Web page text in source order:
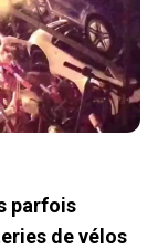
parfois
de vélos